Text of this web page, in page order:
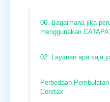
06. Bagaimana jika
menggunakan
02. Layanan apa saja
Perbedaan
Coretax